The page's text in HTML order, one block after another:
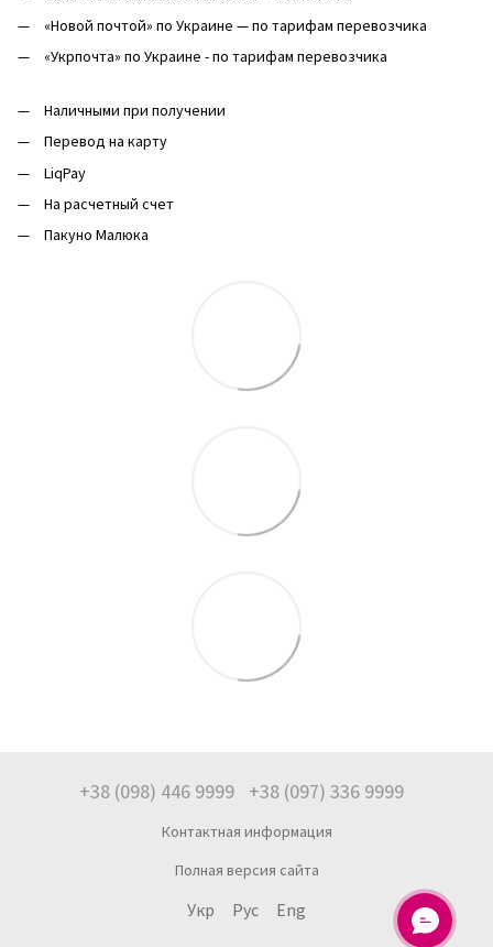
«Новой почтой» по Украине — по тарифам перевозчика
«Укрпочта» по Украине - по тарифам перевозчика
Наличными при получении
Перевод на карту
LiqPay
На расчетный счет
Пакуно Малюка
+38 (098) 446 9999 +38 (097) 336 9999
Контактная информация
Полная версия сайта
Укр Рус Eng